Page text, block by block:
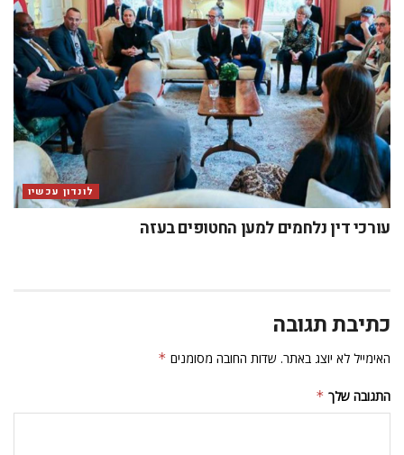
לונדון עכשיו
עורכי דין נלחמים למען החטופים בעזה
כתיבת תגובה
האימייל לא יוצג באתר. שדות החובה מסומנים *
התגובה שלך *